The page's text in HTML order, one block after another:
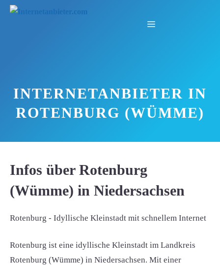
Zum
Menü
INTERNETANBIETER IN
ROTENBURG (WÜMME)
Infos über Rotenburg
(Wümme) in Niedersachsen
Rotenburg - Idyllische Kleinstadt mit schnellem Internet
Rotenburg ist eine idyllische Kleinstadt im Landkreis
Rotenburg (Wümme) in Niedersachsen. Mit einer